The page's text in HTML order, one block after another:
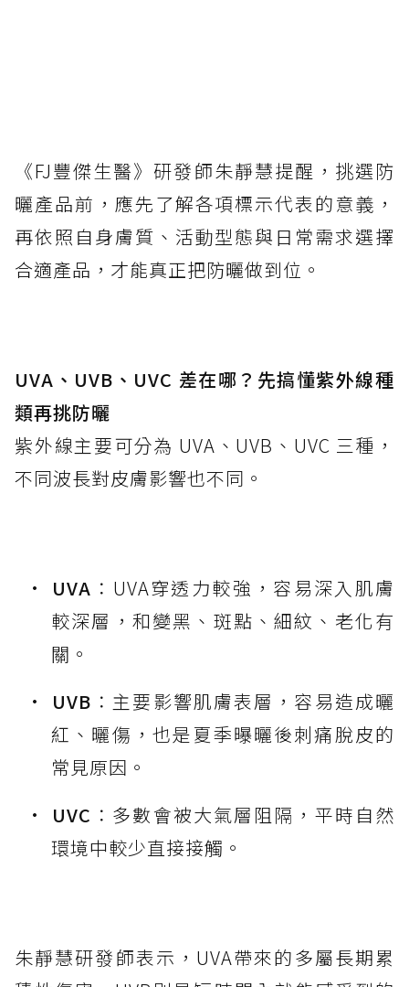
《FJ豐傑生醫》研發師朱靜慧提醒，挑選防
曬產品前，應先了解各項標示代表的意義，
再依照自身膚質、活動型態與日常需求選擇
合適產品，才能真正把防曬做到位。
UVA、UVB、UVC 差在哪？先搞懂紫外線種
類再挑防曬
紫外線主要可分為 UVA、UVB、UVC 三種，
不同波長對皮膚影響也不同。
UVA ：UVA穿透力較強，容易深入肌膚
較深層，和變黑、斑點、細紋、老化有
關。
UVB ：主要影響肌膚表層，容易造成曬
紅、曬傷，也是夏季曝曬後刺痛脫皮的
常見原因。
UVC ：多數會被大氣層阻隔，平時自然
環境中較少直接接觸。
朱靜慧研發師表示，UVA帶來的多屬長期累